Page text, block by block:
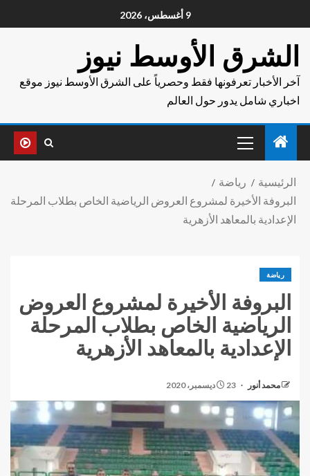
9 أغسطس، 2026
الشرق الأوسط نيوز
آخر الأخبار تعرفونها فقط وحصرياً على الشرق الأوسط نيوز موقع
اخباري شامل يدور حول العالم
الرئيسية
رياضة
البروفة الأخيرة لمشروع العروض الرياضية الخاص بطلاب المرحلة
الإعدادية بالمعاهد الأزهرية
رياضة
البروفة الأخيرة لمشروع العروض
الرياضية الخاص بطلاب المرحلة
الإعدادية بالمعاهد الأزهرية
محمد أنور 23 ديسمبر، 2020